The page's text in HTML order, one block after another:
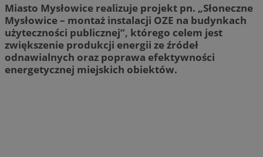
Miasto Mysłowice realizuje projekt pn. „Słoneczne
Mysłowice – montaż instalacji OZE na budynkach
użyteczności publicznej”, którego celem jest
zwiększenie produkcji energii ze źródeł
odnawialnych oraz poprawa efektywności
energetycznej miejskich obiektów.